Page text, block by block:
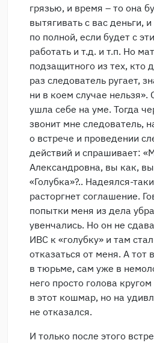
грязью, и время – то она
вытягивать с вас деньги,
по полной, если будет с
работать и т.д. и т.п. Но
подзащитного из тех, кто
раз следователь ругает,
ни в коем случае нельзя».
ушла себе на уме. Тогда
звонит мне следователь,
о встрече и проведении
действий и спрашивает:
Александровна, вы как,
«Голубка»?.. Надеялся-
расторгнет соглашение.
попытки меня из дела
увенчались. Но он не
ИВС к «голубку» и там
отказаться от меня. А тот
в тюрьме, сам уже в
него просто голова
в этот кошмар, но на
не отказался.
И только после этого